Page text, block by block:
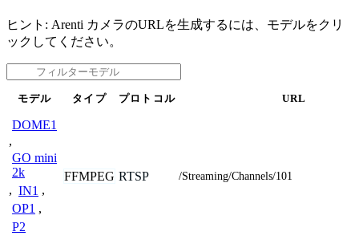
ヒント: Arenti カメラのURLを生成するには、モデルをクリ
ックしてください。
モデル タイプ プロトコル URL
DOME1
,
GO mini
2k
, IN1 ,
OP1 ,
P2
FFMPEG RTSP /Streaming/Channels/101